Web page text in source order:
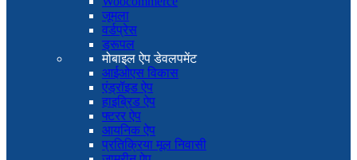
जूमला
वर्डप्रेस
ड्रूपल
मोबाइल ऐप डेवलपमेंट
आईओएस विकास
एंड्रॉइड ऐप
हाइब्रिड ऐप
फ्टरर ऐप
आयनिक ऐप
प्रतिक्रिया मूल निवासी